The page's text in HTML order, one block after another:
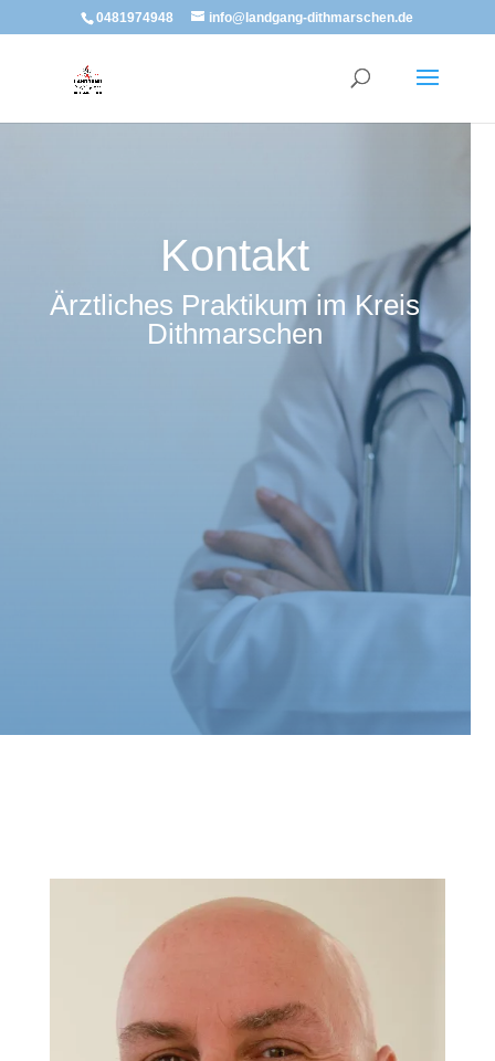
0481974948 info@landgang-dithmarschen.de
Kontakt
Ärztliches Praktikum im Kreis
Dithmarschen